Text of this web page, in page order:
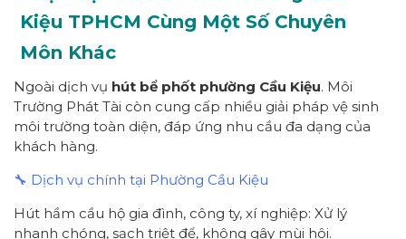
Kiệu TPHCM Cùng Một Số Chuyên
Môn Khác
Ngoài dịch vụ hút bể phốt phường Cầu Kiệu. Môi
Trường Phát Tài còn cung cấp nhiều giải pháp vệ sinh
môi trường toàn diện, đáp ứng nhu cầu đa dạng của
khách hàng.
🔧 Dịch vụ chính tại Phường Cầu Kiệu
Hút hầm cầu hộ gia đình, công ty, xí nghiệp: Xử lý
nhanh chóng, sạch triệt để, không gây mùi hôi.